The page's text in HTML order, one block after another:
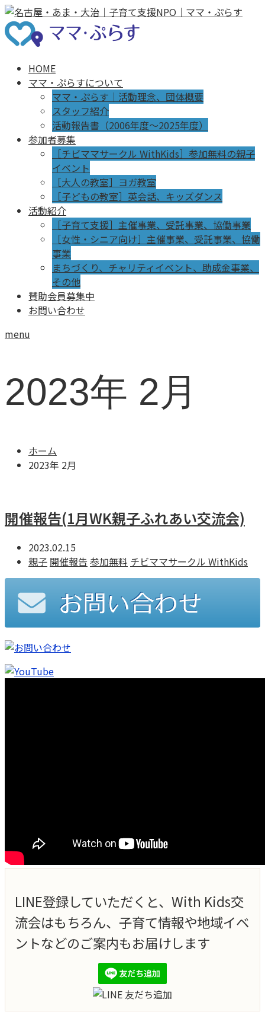
HOME
ママ・ぷらすについて
ママ・ぷらす｜活動理念、団体概要
スタッフ紹介
活動報告書（2006年度～2025年度）
参加者募集
［チビママサークル WithKids］参加無料の親子
イベント
［大人の教室］ヨガ教室
［子どもの教室］英会話、キッズダンス
活動紹介
［子育て支援］主催事業、受託事業、協働事業
［女性・シニア向け］主催事業、受託事業、協働
事業
まちづくり、チャリティイベント、助成金事業、
その他
賛助会員募集中
お問い合わせ
menu
2023年 2月
ホーム
2023年 2月
開催報告(1月WK親子ふれあい交流会)
2023.02.15
親子 開催報告 参加無料 チビママサークル WithKids
LINE登録していただくと、With Kids交
流会はもちろん、子育て情報や地域イベ
ントなどのご案内もお届けします